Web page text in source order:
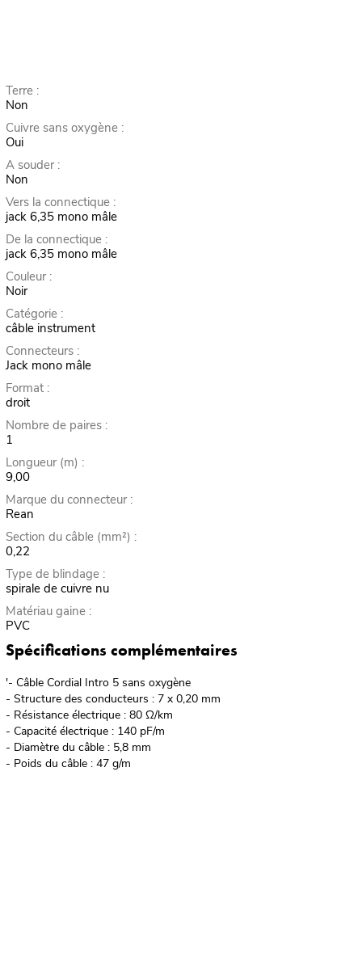
Terre :
Non
Cuivre sans oxygène :
Oui
A souder :
Non
Vers la connectique :
jack 6,35 mono mâle
De la connectique :
jack 6,35 mono mâle
Couleur :
Noir
Catégorie :
câble instrument
Connecteurs :
Jack mono mâle
Format :
droit
Nombre de paires :
1
Longueur (m) :
9,00
Marque du connecteur :
Rean
Section du câble (mm²) :
0,22
Type de blindage :
spirale de cuivre nu
Matériau gaine :
PVC
Spécifications complémentaires
'- Câble Cordial Intro 5 sans oxygène
- Structure des conducteurs : 7 x 0,20 mm
- Résistance électrique : 80 Ω/km
- Capacité électrique : 140 pF/m
- Diamètre du câble : 5,8 mm
- Poids du câble : 47 g/m